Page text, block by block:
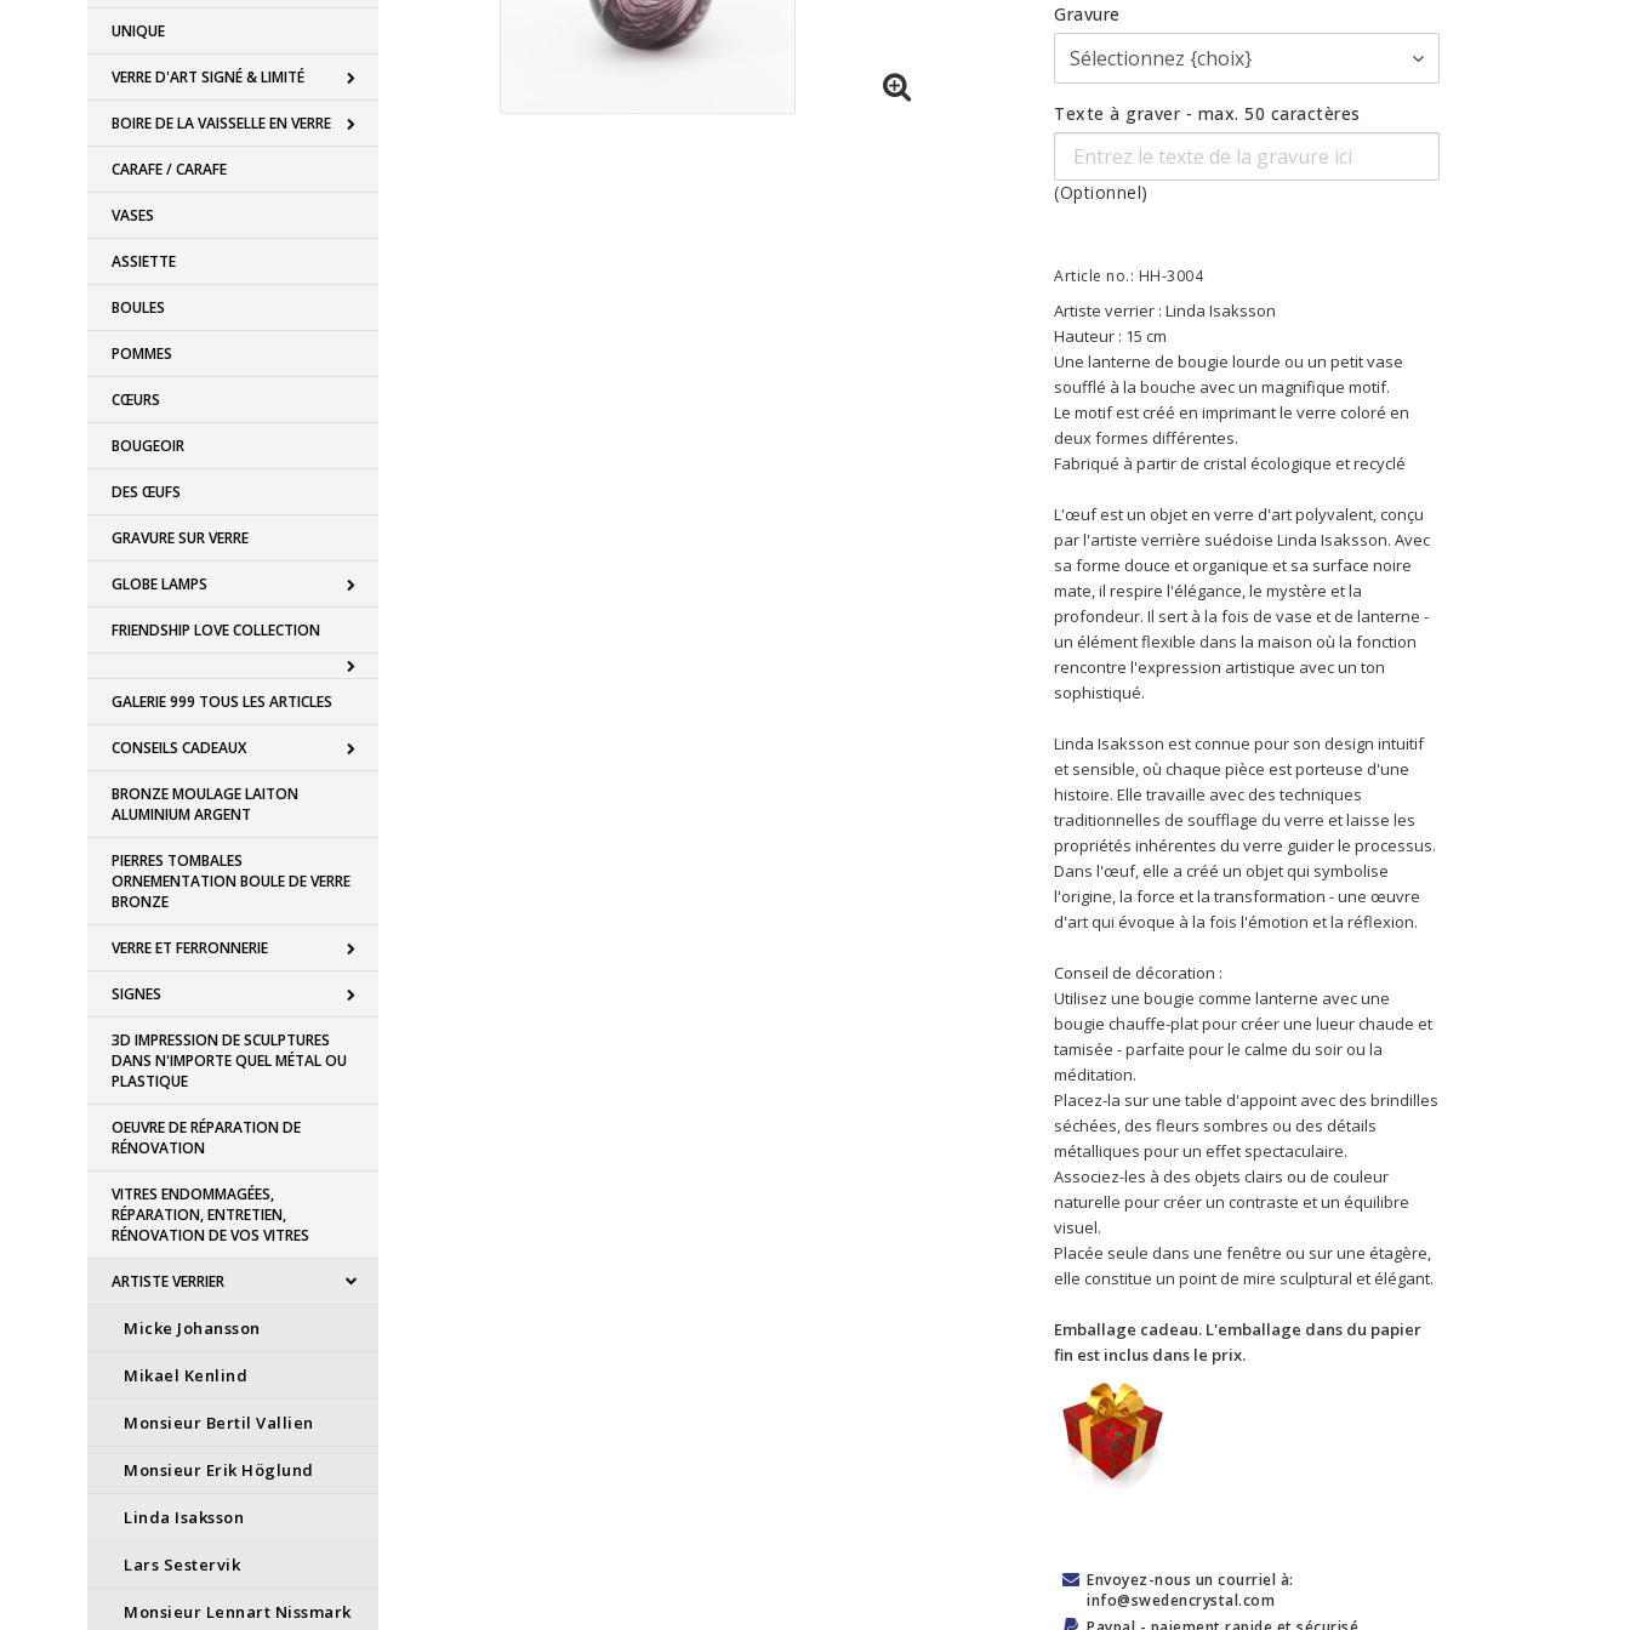
UNIQUE
VERRE D'ART SIGNÉ & LIMITÉ
BOIRE DE LA VAISSELLE EN VERRE
CARAFE / CARAFE
VASES
ASSIETTE
BOULES
POMMES
CŒURS
BOUGEOIR
DES ŒUFS
GRAVURE SUR VERRE
GLOBE LAMPS
FRIENDSHIP LOVE COLLECTION
GALERIE 999 TOUS LES ARTICLES
CONSEILS CADEAUX
BRONZE MOULAGE LAITON
ALUMINIUM ARGENT
PIERRES TOMBALES
ORNEMENTATION BOULE DE VERRE
BRONZE
VERRE ET FERRONNERIE
SIGNES
3D IMPRESSION DE SCULPTURES
DANS N'IMPORTE QUEL MÉTAL OU
PLASTIQUE
OEUVRE DE RÉPARATION DE
RÉNOVATION
VITRES ENDOMMAGÉES,
RÉPARATION, ENTRETIEN,
RÉNOVATION DE VOS VITRES
ARTISTE VERRIER
Micke Johansson
Mikael Kenlind
Monsieur Bertil Vallien
Monsieur Erik Höglund
Linda Isaksson
Lars Sestervik
Monsieur Lennart Nissmark
Gravure
Texte à graver - max. 50 caractères
(Optionnel)
Article no.: HH-3004
Artiste verrier : Linda Isaksson
Hauteur : 15 cm
Une lanterne de bougie lourde ou un petit vase
soufflé à la bouche avec un magnifique motif.
Le motif est créé en imprimant le verre coloré en
deux formes différentes.
Fabriqué à partir de cristal écologique et recyclé
L'œuf est un objet en verre d'art polyvalent, conçu
par l'artiste verrière suédoise Linda Isaksson. Avec
sa forme douce et organique et sa surface noire
mate, il respire l'élégance, le mystère et la
profondeur. Il sert à la fois de vase et de lanterne -
un élément flexible dans la maison où la fonction
rencontre l'expression artistique avec un ton
sophistiqué.
Linda Isaksson est connue pour son design intuitif
et sensible, où chaque pièce est porteuse d'une
histoire. Elle travaille avec des techniques
traditionnelles de soufflage du verre et laisse les
propriétés inhérentes du verre guider le processus.
Dans l'œuf, elle a créé un objet qui symbolise
l'origine, la force et la transformation - une œuvre
d'art qui évoque à la fois l'émotion et la réflexion.
Conseil de décoration :
Utilisez une bougie comme lanterne avec une
bougie chauffe-plat pour créer une lueur chaude et
tamisée - parfaite pour le calme du soir ou la
méditation.
Placez-la sur une table d'appoint avec des brindilles
séchées, des fleurs sombres ou des détails
métalliques pour un effet spectaculaire.
Associez-les à des objets clairs ou de couleur
naturelle pour créer un contraste et un équilibre
visuel.
Placée seule dans une fenêtre ou sur une étagère,
elle constitue un point de mire sculptural et élégant.
Emballage cadeau. L'emballage dans du papier
fin est inclus dans le prix.
Envoyez-nous un courriel à:
info@swedencrystal.com